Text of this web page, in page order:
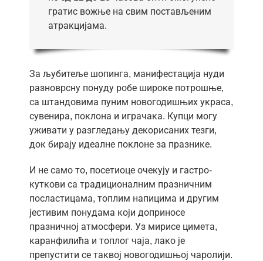
гратис вожње на свим постављеним
атракцијама.
За љубитеље шопинга, манифестација нуди
разноврсну понуду робе широке потрошње,
са штандовима пуним новогодишњих украса,
сувенира, поклона и играчака. Купци могу
уживати у разгледању декорисаних тезги,
док бирају идеалне поклоне за празнике.
И не само то, посетиоце очекују и гастро-
куткови са традиционалним празничним
посластицама, топлим напицима и другим
јестивим понудама који доприносе
празничној атмосфери. Уз мирисе цимета,
каранфилића и топлог чаја, лако је
препустити се таквој новогодишњој чаролији.